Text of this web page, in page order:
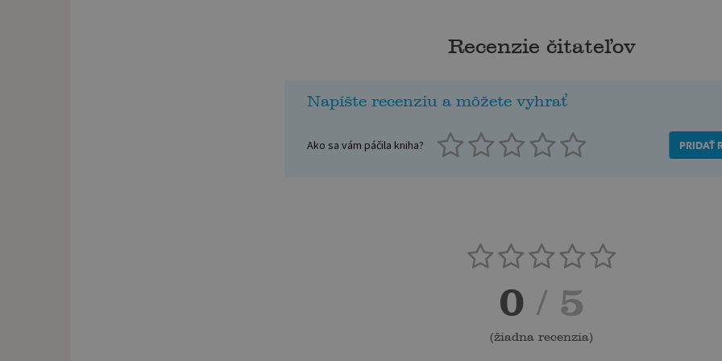
Recenzie čitateľov
Napíšte recenziu a môžete vyhrať
Ako sa vám páčila kniha? PRIDAŤ
0 / 5
(žiadna recenzia)